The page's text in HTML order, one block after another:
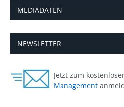
MEDIADATEN
NEWSLETTER
Jetzt zum
Management